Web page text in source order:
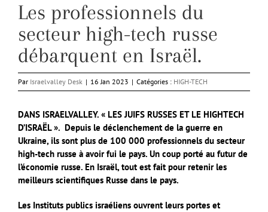
Les professionnels du
secteur high-tech russe
débarquent en Israël.
Par Israelvalley Desk | 16 Jan 2023 | Catégories : HIGH-TECH
DANS ISRAELVALLEY. « LES JUIFS RUSSES ET LE HIGHTECH
D’ISRAËL ». Depuis le déclenchement de la guerre en
Ukraine, ils sont plus de 100 000 professionnels du secteur
high-tech russe à avoir fui le pays. Un coup porté au futur de
l’économie russe. En Israël, tout est fait pour retenir les
meilleurs scientifiques Russe dans le pays.
Les Instituts publics israéliens ouvrent leurs portes et